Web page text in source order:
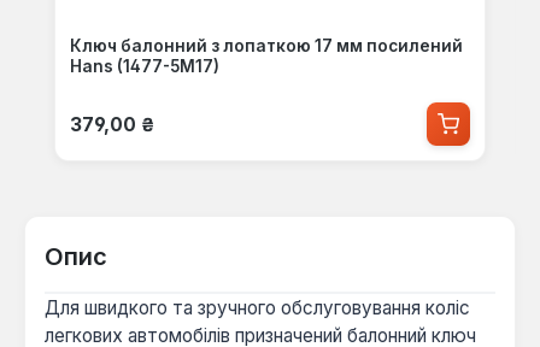
Ключ балонний з лопаткою 17 мм посилений
Hans (1477-5M17)
Звичайна ціна:
379,00 ₴
Опис
Для швидкого та зручного обслуговування коліс
легкових автомобілів призначений балонний ключ